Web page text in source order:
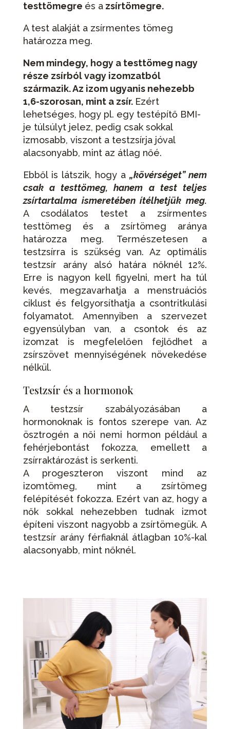
testtömegre és azsírtömegre.
A test alakját a zsírmentes tömeg
határozza meg.
Nem mindegy, hogy a testtömeg nagy
része zsírból vagy izomzatból
származik. Az izom ugyanis nehezebb
1,6-szorosan, mint a zsír. Ezért
lehetséges, hogy pl. egy testépítő BMI-
je túlsúlyt jelez, pedig csak sokkal
izmosabb, viszont a testzsírja jóval
alacsonyabb, mint az átlag nőé.
Ebből is látszik, hogy a„kövérséget” nem
csak a testtömeg, hanem a test teljes
zsírtartalma ismeretében ítélhetjük meg.
A csodálatos testet a zsírmentes
testtömeg és a zsírtömeg aránya
határozza meg. Természetesen a
testzsírra is szükség van. Az optimális
testzsír arány alsó határa nőknél 12%.
Erre is nagyon kell figyelni, mert ha túl
kevés, megzavarhatja a menstruációs
ciklust és felgyorsíthatja a csontritkulási
folyamatot. Amennyiben a szervezet
egyensúlyban van, a csontok és az
izomzat is megfelelően fejlődhet a
zsírszövet mennyiségének növekedése
nélkül.
Testzsír és a hormonok
A testzsír szabályozásában a
hormonoknak is fontos szerepe van. Az
ösztrogén a női nemi hormon például a
fehérjebontást fokozza, emellett a
zsírraktározást is serkenti.
A progeszteron viszont mind az
izomtömeg, mint a zsírtömeg
felépítését fokozza. Ezért van az, hogy a
nők sokkal nehezebben tudnak izmot
építeni viszont nagyobb a zsírtömegük. A
testzsír arány férfiaknál átlagban 10%-kal
alacsonyabb, mint nőknél.